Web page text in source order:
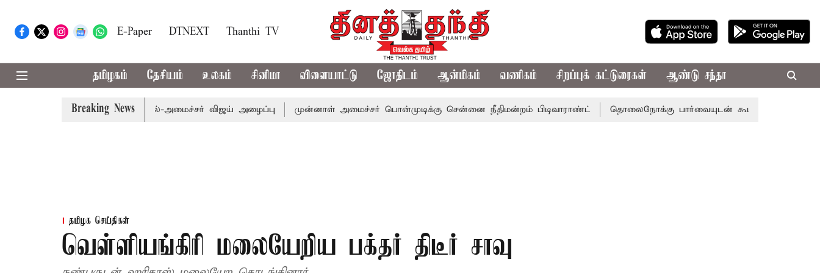
E-Paper DTNEXT Thanthi TV
தமிழகம் தேசியம் உலகம் சினிமா விளையாட்டு ஜோதிடம் ஆன்மிகம் வணிகம் சிறப்புக் கட்டுரைகள் ஆண்டு சந்தா
Breaking News
கூட்டத்துக்கு முதல்-அமைச்சர் விஜய் அழைப்பு முன்னாள் அமைச்சர் பொன்முடிக்கு சென்னை நீதிமன்றம் பிடிவாராண்ட் தொலைநோக்கு பார்வையுடன் கூடிய வேளாண் பட்ஜெட்:
தமிழக செய்திகள்
வெள்ளியங்கிரி மலையேறிய பக்தர் திடீர் சாவு